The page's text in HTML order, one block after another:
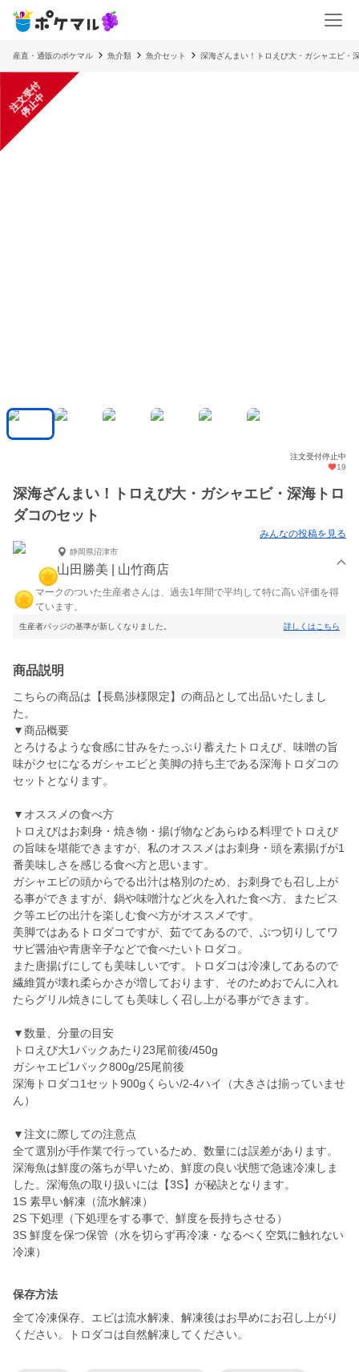
産直・通販のポケマル 魚介類 魚介セット 深海ざんまい！トロえび大・ガシャエビ・
注
文
受
付
停
止
中
注文受付停止中
19
深海ざんまい！トロえび大・ガシャエビ・深海トロ
ダコのセット
みんなの投稿を見る
静岡県沼津市
山田勝美 | 山竹商店
マークのついた生産者さんは、過去1年間で平均して特に高い評価を得
ています。
生産者バッジの基準が新しくなりました。 詳しくはこちら
商品説明
こちらの商品は【長島渉様限定】の商品として出品いたしまし
た。
▼商品概要
とろけるような食感に甘みをたっぷり蓄えたトロえび、味噌の旨
味がクセになるガシャエビと美脚の持ち主である深海トロダコの
セットとなります。
▼オススメの食べ方
トロえびはお刺身・焼き物・揚げ物などあらゆる料理でトロえび
の旨味を堪能できますが、私のオススメはお刺身・頭を素揚げが1
番美味しさを感じる食べ方と思います。
ガシャエビの頭からでる出汁は格別のため、お刺身でも召し上が
る事ができますが、鍋や味噌汁など火を入れた食べ方、またビス
ク等エビの出汁を楽しむ食べ方がオススメです。
美脚ではあるトロダコですが、茹でてあるので、ぶつ切りしてワ
サビ醤油や青唐辛子などで食べたいトロダコ。
また唐揚げにしても美味しいです。トロダコは冷凍してあるので
繊維質が壊れ柔らかさが増しております、そのためおでんに入れ
たらグリル焼きにしても美味しく召し上がる事ができます。
▼数量、分量の目安
トロえび大1パックあたり23尾前後/450g
ガシャエビ1パック800g/25尾前後
深海トロダコ1セット900gくらい/2-4ハイ（大きさは揃っていませ
ん）
▼注文に際しての注意点
全て選別が手作業で行っているため、数量には誤差があります。
深海魚は鮮度の落ちが早いため、鮮度の良い状態で急速冷凍しま
した。深海魚の取り扱いには【3S】が秘訣となります。
1S 素早い解凍（流水解凍）
2S 下処理（下処理をする事で、鮮度を長持ちさせる）
3S 鮮度を保つ保管（水を切らず再冷凍・なるべく空気に触れない
冷凍）
保存方法
全て冷凍保存、エビは流水解凍、解凍後はお早めにお召し上がり
ください。トロダコは自然解凍してください。